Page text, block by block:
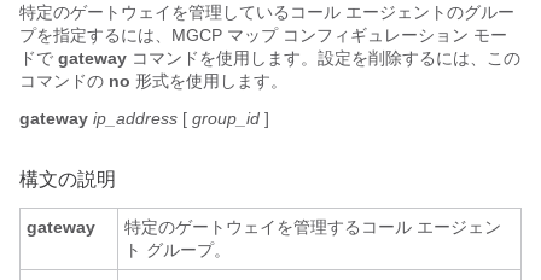
特定のゲートウェイを管理しているコール エージェントのグルー
プを指定するには、MGCP マップ コンフィギュレーション モー
ドで gateway コマンドを使用します。設定を削除するには、この
コマンドの no 形式を使用します。
gateway ip_address [ group_id ]
構文の説明
gateway
特定のゲートウェイを管理するコール エージェン
ト グループ。